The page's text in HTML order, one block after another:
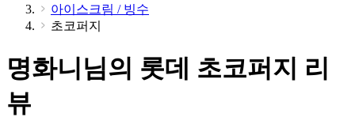
아이스크림 / 빙수
초코퍼지
명화니님의 롯데 초코퍼지 리
뷰